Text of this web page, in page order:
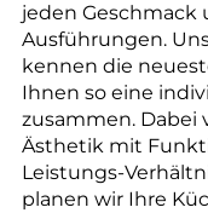
jeden Geschmack
Ausführungen.
kennen die
Ihnen so eine
zusammen. Dabei
Ästhetik mit
Leistungs-
planen wir Ihre